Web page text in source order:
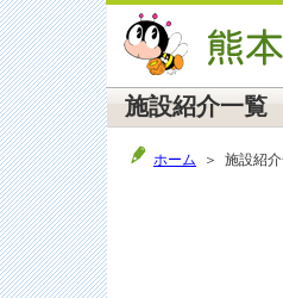
施設紹介一覧
ホーム ＞ 施設紹